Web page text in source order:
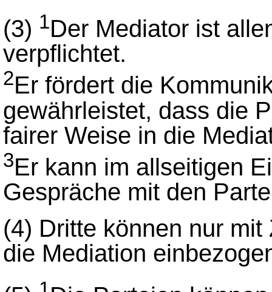
(3) 1Der Mediator ist
verpflichtet.
2Er fördert die
gewährleistet, dass die
fairer Weise in die
3Er kann im allseitigen
Gespräche mit den
(4) Dritte können nur
die Mediation